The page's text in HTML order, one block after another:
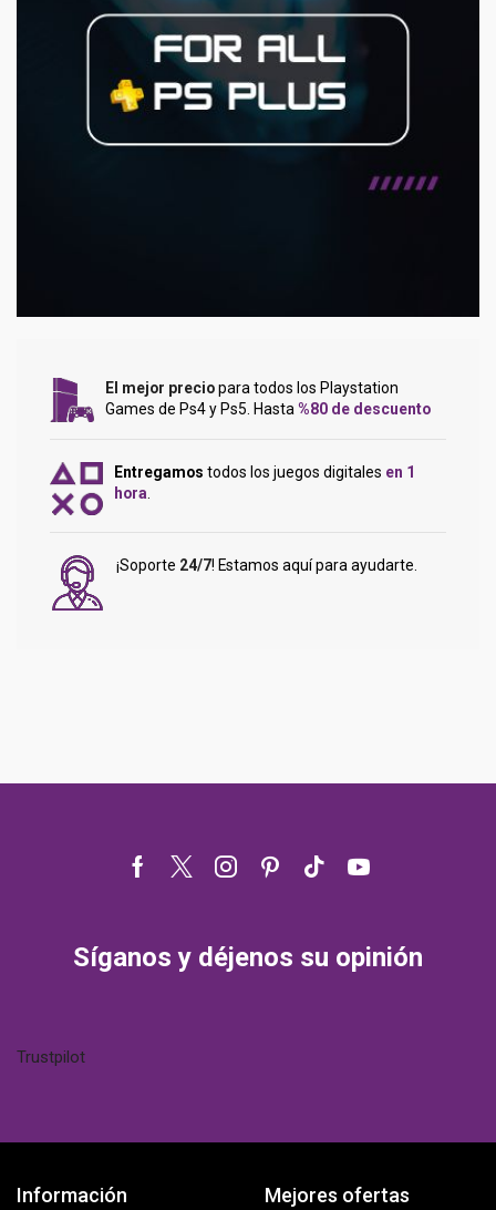
El mejor preciopara todos los Playstation
Games de Ps4 y Ps5. Hasta %80 de descuento
Entregamos todos los juegos digitales en 1
hora
¡Soporte 24/7! Estamos aquí para ayudarte.
Facebook
TwitterInstagram
Pinterest
Tik- Youtube
Síganos y déjenos su opinión
Trustpilot
Información Mejores ofertas